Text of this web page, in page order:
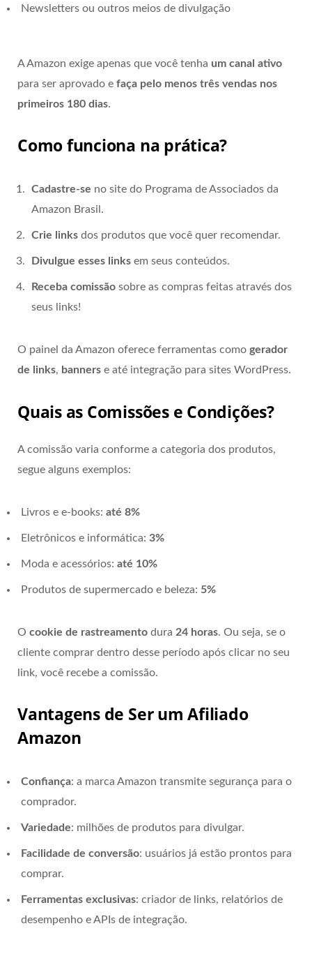
Newsletters ou outros meios de divulgação
A Amazon exige apenas que você tenha um canal ativo
para ser aprovado e faça pelo menos três vendas nos
primeiros 180 dias.
Como funciona na prática?
Cadastre-se no site do Programa de Associados da
Amazon Brasil.
Crie links dos produtos que você quer recomendar.
Divulgue esses links em seus conteúdos.
Receba comissão sobre as compras feitas através dos
seus links!
O painel da Amazon oferece ferramentas como gerador
de links, banners e até integração para sites WordPress.
Quais as Comissões e Condições?
A comissão varia conforme a categoria dos produtos,
segue alguns exemplos:
Livros e e-books: até 8%
Eletrônicos e informática: 3%
Moda e acessórios: até 10%
Produtos de supermercado e beleza: 5%
O cookie de rastreamento dura 24 horas. Ou seja, se o
cliente comprar dentro desse período após clicar no seu
link, você recebe a comissão.
Vantagens de Ser um Afiliado
Amazon
Confiança: a marca Amazon transmite segurança para o
comprador.
Variedade: milhões de produtos para divulgar.
Facilidade de conversão: usuários já estão prontos para
comprar.
Ferramentas exclusivas: criador de links, relatórios de
desempenho e APIs de integração.